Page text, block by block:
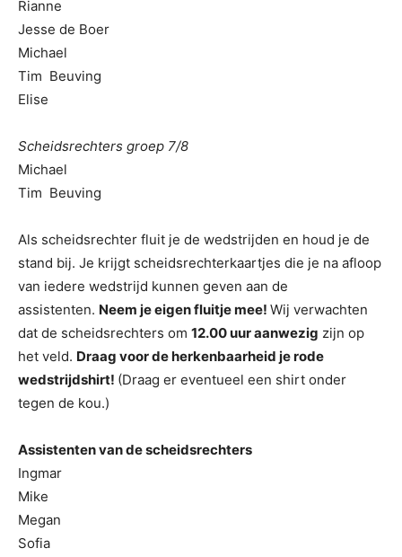
Rianne
Jesse de Boer
Michael
Tim Beuving
Elise
Scheidsrechters groep 7/8
Michael
Tim Beuving
Als scheidsrechter fluit je de wedstrijden en houd je de
stand bij. Je krijgt scheidsrechterkaartjes die je na afloop
van iedere wedstrijd kunnen geven aan de
assistenten. Neem je eigen fluitje mee! Wij verwachten
dat de scheidsrechters om 12.00 uur aanwezig zijn op
het veld. Draag voor de herkenbaarheid je rode
wedstrijdshirt! (Draag er eventueel een shirt onder
tegen de kou.)
Assistenten van de scheidsrechters
Ingmar
Mike
Megan
Sofia